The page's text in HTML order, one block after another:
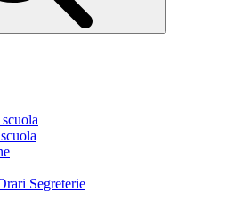
Segreterie